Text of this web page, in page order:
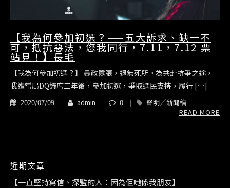
【我為何參加初選？——五大訴求、缺一不
可，抵抗惡法，您我同行，7.11，7.12 票
站見！】長毛
【我為何參加初選？】 暴政囂張，退無死所。為共赴抗爭之途，
我遭當局DQ議席三年後，參加初選，爭取選民支持，履行 […]
2020/07/09 admin 0
聲明／新聞稿
READ MORE
近期文章
【一直堅持寫信、探監的人：因為佢哋係我朋友】